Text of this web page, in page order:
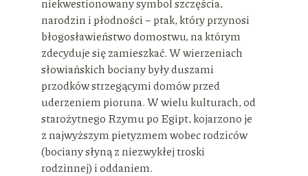
narodzin i płodności – ptak, który przynosi
błogosławieństwo domostwu, na którym
zdecyduje się zamieszkać. W wierzeniach
słowiańskich bociany były duszami
przodków strzegącymi domów przed
uderzeniem pioruna. W wielu kulturach, od
starożytnego Rzymu po Egipt, kojarzono je
z najwyższym pietyzmem wobec rodziców
(bociany słyną z niezwykłej troski
rodzinnej) i oddaniem.